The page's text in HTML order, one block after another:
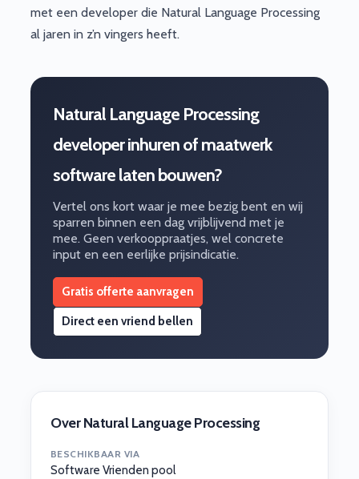
met een developer die Natural Language Processing
al jaren in z’n vingers heeft.
Natural Language Processing
developer inhuren of maatwerk
software laten bouwen?
Vertel ons kort waar je mee bezig bent en wij
sparren binnen een dag vrijblijvend met je
mee. Geen verkooppraatjes, wel concrete
input en een eerlijke prijsindicatie.
Gratis offerte aanvragen
Direct een vriend bellen
Over Natural Language Processing
BESCHIKBAAR VIA
Software Vrienden pool